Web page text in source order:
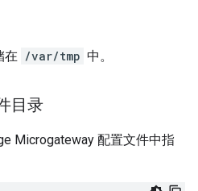
在 /var/tmp 中。
目录
Microgateway 配置文件中指